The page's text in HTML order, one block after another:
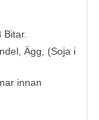
Ägg, (Soja i
innan